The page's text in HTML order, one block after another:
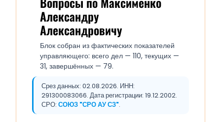
Александру
Александровичу
Блок собран из фактических показателей
управляющего: всего дел — 110, текущих —
31, завершённых — 79.
Срез данных: 02.08.2026. ИНН:
291300083066. Дата регистрации: 19.12.2002.
СРО: СОЮЗ "СРО АУ СЗ".